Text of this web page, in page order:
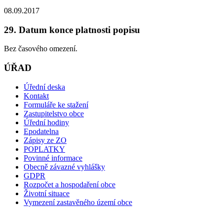
08.09.2017
29. Datum konce platnosti popisu
Bez časového omezení.
ÚŘAD
Úřední deska
Kontakt
Formuláře ke stažení
Zastupitelstvo obce
Úřední hodiny
Epodatelna
Zápisy ze ZO
POPLATKY
Povinné informace
Obecně závazné vyhlášky
GDPR
Rozpočet a hospodaření obce
Životní situace
Vymezení zastavěného území obce